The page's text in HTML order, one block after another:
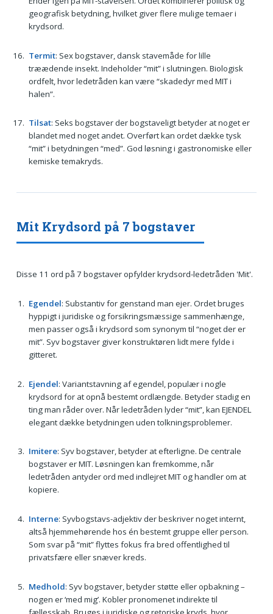
geografisk betydning, hvilket giver flere mulige temaer i
krydsord.
Termit: Sex bogstaver, dansk stavemåde for lille
træædende insekt. Indeholder “mit” i slutningen. Biologisk
ord­felt, hvor ledetråden kan være “skadedyr med MIT i
halen”.
Tilsat: Seks bogstaver der bogstaveligt betyder at noget er
blandet med noget andet. Overført kan ordet dække tysk
“mit” i betydningen “med”. God løsning i gastronomiske eller
kemiske tema­kryds.
Mit Krydsord på 7 bogstaver
Disse 11 ord på 7 bogstaver opfylder krydsord-ledetråden 'Mit'.
Egendel: Substantiv for genstand man ejer. Ordet bruges
hyppigt i juridiske og forsikringsmæssige sammenhænge,
men passer også i krydsord som synonym til “noget der er
mit”. Syv bogstaver giver konstruktøren lidt mere fylde i
gitteret.
Ejendel: Variantstavning af egen­del, populær i nogle
krydsord for at opnå bestemt ordlængde. Betyder stadig en
ting man råder over. Når ledetråden lyder “mit”, kan EJENDEL
elegant dække betydningen uden tolkningsproblemer.
Imitere: Syv bogstaver, betyder at efterligne. De centrale
bogstaver er MIT. Løsningen kan fremkomme, når
ledetråden antyder ord med indlejret MIT og handler om at
kopiere.
Interne: Syvbogstavs-adjektiv der beskriver noget internt,
altså hjemmehørende hos én bestemt gruppe eller person.
Som svar på “mit” flyttes fokus fra bred offentlighed til
privatsfære eller snæver kreds.
Medhold: Syv bogstaver, betyder støtte eller opbakning –
nogen er ‘med mig’. Kobler pronomenet indirekte til